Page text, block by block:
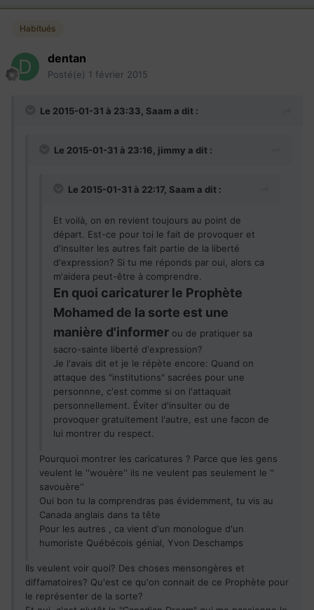
Habitués
dentan
Posté(e) 1 février 2015
Le 2015-01-31 à 23:33, Saam a dit :
Le 2015-01-31 à 23:16, jimmy a dit :
Le 2015-01-31 à 22:17, Saam a dit :
Et voilà, on en revient toujours au point de
départ. Est-ce pour toi le fait de provoquer et
d'insulter les autres fait partie de la liberté
d'expression? Si tu me réponds par oui, alors ca
m'aidera peut-être à comprendre.
En quoi caricaturer le Prophète
Mohamed de la sorte est une
manière d'informer ou de pratiquer sa
sacro-sainte liberté d'expression?
Je l'avais dit et je le répète encore: Quand on
attaque des "institutions" sacrées pour une
personnne, c'est comme si on l'attaquait
personnellement. Éviter d'insulter ou de
provoquer gratuitement l'autre, est une facon de
lui montrer du respect.
Pourquoi montrer les caricatures ? Parce que les gens
veulent le ''wouère'' ils ne veulent pas seulement le ''
savouère''
Oui bon tu la comprendras pas évidemment, tu vis au
Canada anglais dans ta tête
Pour les autres , ca vient d'un monologue d'un
humoriste Québécois génial, Yvon Deschamps
Ils veulent voir quoi? Des choses mensongères et
diffamatoires? Qu'est ce qu'on connait de ce Prophète pour
le représenter de la sorte?